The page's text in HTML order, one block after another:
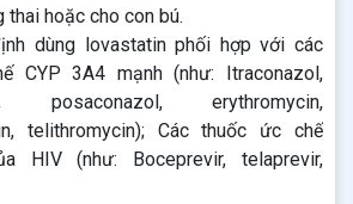
thai hoặc cho con bú.
dùng lovastatin phối hợp với các
CYP 3A4 mạnh (như: Itraconazol,
posaconazol, erythromycin,
telithromycin); Các thuốc ức chế
HIV (như: Boceprevir, telaprevir,